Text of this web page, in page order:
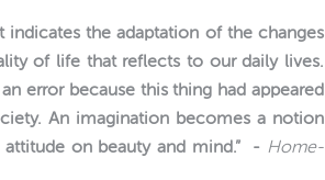
indicates the adaptation of the changes
of life that reflects to our daily lives.
error because this thing had appeared
An imagination becomes a notion
on beauty and mind.”
- Home-